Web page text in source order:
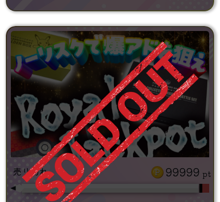
売り切れ 99999 pt